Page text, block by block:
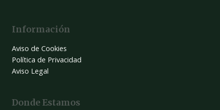
Información
Aviso de Cookies
Política de Privacidad
Aviso Legal
Donde Estamos